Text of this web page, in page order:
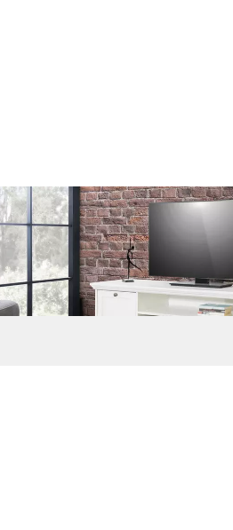
FINORI
Lowboard TV-Board Landwood 2 türig
160 cm
189,00 €
lieferbar in 9 Wochen